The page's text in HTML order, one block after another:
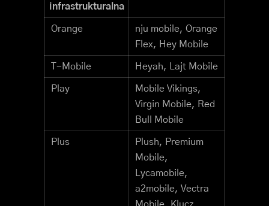
infrastrukturalna
Orange
nju mobile, Orange
Flex, Hey Mobile
T-Mobile Heyah, Lajt Mobile
Play
Mobile Vikings,
Virgin Mobile, Red
Bull Mobile
Plus
Plush, Premium
Mobile,
Lycamobile,
a2mobile, Vectra